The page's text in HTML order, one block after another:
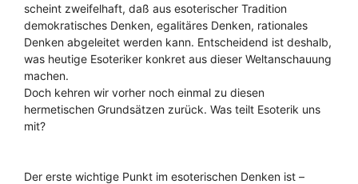
scheint zweifelhaft, daß aus esoterischer Tradition
demokratisches Denken, egalitäres Denken, rationales
Denken abgeleitet werden kann. Entscheidend ist deshalb,
was heutige Esoteriker konkret aus dieser Weltanschauung
machen.
Doch kehren wir vorher noch einmal zu diesen
hermetischen Grundsätzen zurück. Was teilt Esoterik uns
mit?
Der erste wichtige Punkt im esoterischen Denken ist –